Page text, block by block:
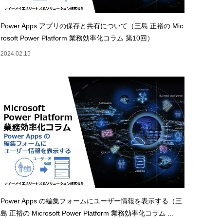
Power Apps アプリの保存と共有について（三島 正裕の Mic
rosoft Power Platform 業務効率化コラム 第10回）
2024.02.15
Power Apps の編集フォームにユーザー情報を表示する（三
島 正裕の Microsoft Power Platform 業務効率化コラム ...